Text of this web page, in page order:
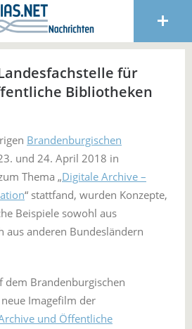
für
Bibliotheken
Brandenburgischen
und 24. April 2018 in
Thema „Digitale Archive –
“ stattfand, wurden Konzepte,
Beispiele sowohl aus
aus anderen Bundesländern
dem Brandenburgischen
Imagefilm der
und Öffentliche